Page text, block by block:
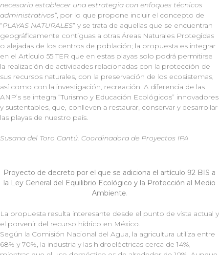
necesario establecer una estrategia con enfoques técnicos
administrativos”, por lo que propone incluir el concepto de
“PLAYAS NATURALES” y se trata de aquellas que se encuentran
geográficamente contiguas a otras Áreas Naturales Protegidas
o alejadas de los centros de población; la propuesta es integrar
en el Artículo 55 TER que en estas playas solo podrá permitirse
la realización de actividades relacionadas con la protección de
sus recursos naturales, con la preservación de los ecosistemas,
así como con la investigación, recreación. A diferencia de las
ANP’s se integra “Turismo y Educación Ecológicos” innovadores
y sustentables, que, conlleven a restaurar, conservar y desarrollar
las playas de nuestro país.
Susana del Toro Cantú. Coordinadora de Proyectos IPA
Proyecto de decreto por el que se adiciona el artículo 92 BIS a
la Ley General del Equilibrio Ecológico y la Protección al Medio
Ambiente.
La propuesta resulta interesante desde el punto de vista actual y
el porvenir del recurso hídrico en México.
Según la Comisión Nacional del Agua, la agricultura utiliza entre
68% y 70%, la industria y las hidroeléctricas cerca de 14%,